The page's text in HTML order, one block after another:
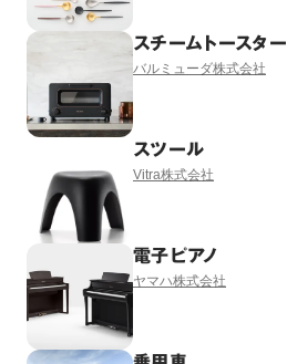
スチームトースター
バルミューダ株式会社
スツール
Vitra株式会社
電子ピアノ
ヤマハ株式会社